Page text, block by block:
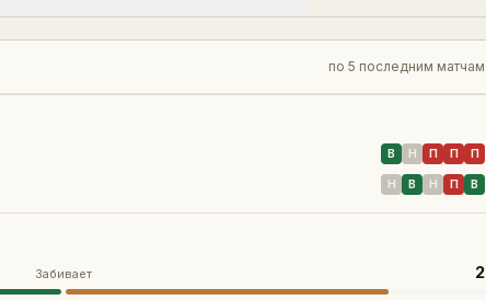
по 5 последним матчам
В Н П П П
Н В Н П В
Забивает 2